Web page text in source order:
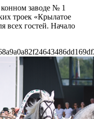
конном заводе № 1
троек «Крылатое
всех гостей. Начало